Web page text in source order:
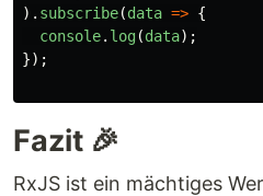
). subscribe(data => {
console. log(data);
});
Fazit 🎉
RxJS ist ein mächtiges